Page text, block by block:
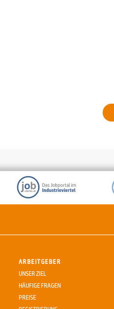
ARBEITGEBER
UNSER ZIEL
HÄUFIGE FRAGEN
PREISE